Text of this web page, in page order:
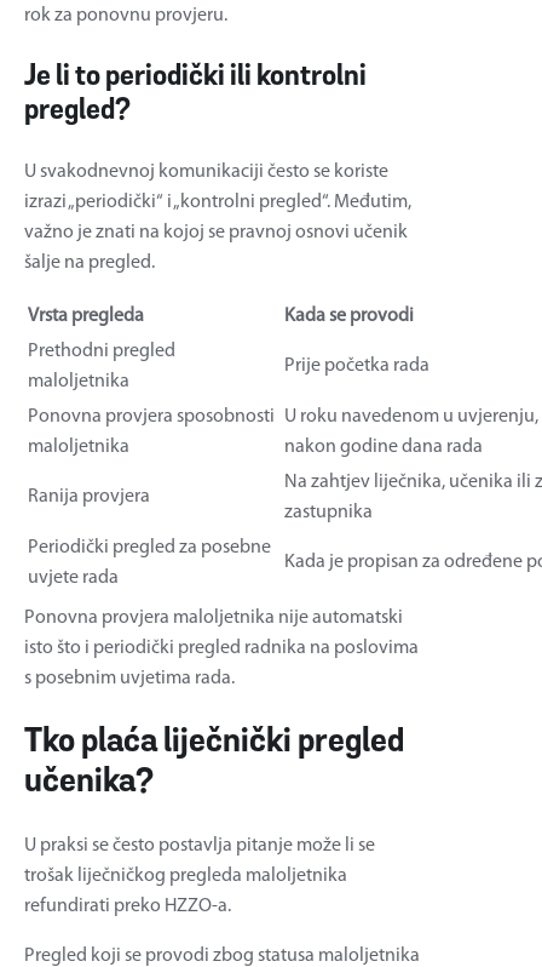
rok za ponovnu provjeru.
Je li to periodički ili kontrolni
pregled?
U svakodnevnoj komunikaciji često se koriste
izrazi „periodički“ i „kontrolni pregled“. Međutim,
važno je znati na kojoj se pravnoj osnovi učenik
šalje na pregled.
Vrsta pregleda
Kada se provodi
Prethodni pregled
maloljetnika
Prije početka rada
Ponovna provjera sposobnosti
maloljetnika
U roku navedenom u
nakon godine dana rada
Ranija provjera
Na zahtjev liječnika, učenika ili
zastupnika
Periodički pregled za posebne
uvjete rada
Kada je propisan za određene
Ponovna provjera maloljetnika nije automatski
isto što i periodički pregled radnika na poslovima
s posebnim uvjetima rada.
Tko plaća liječnički pregled
učenika?
U praksi se često postavlja pitanje može li se
trošak liječničkog pregleda maloljetnika
refundirati preko HZZO-a.
Pregled koji se provodi zbog statusa maloljetnika